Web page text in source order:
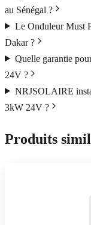
au Sénégal ?
Le Onduleur Must
Dakar ?
Quelle garantie
24V ?
NRJSOLAIRE
3kW 24V ?
Produits
Onduleurs & Chargeurs